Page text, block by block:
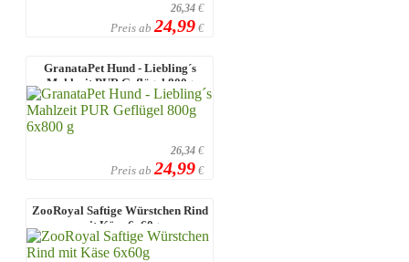
26,34 €
Preis ab 24,99 €
GranataPet Hund - Liebling´s
Mahlzeit PUR Geflügel 800g
6x800 g ...
26,34 €
Preis ab 24,99 €
ZooRoyal Saftige Würstchen Rind
mit Käse 6x60g